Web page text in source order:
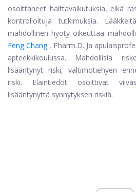
osoittaneet haittavaikutuksia, eikä
kontrolloituja tutkimuksia.
mahdollinen hyöty oikeuttaa
Feng Chang, Pharm.D. Ja
apteekkikoulussa. Mahdollisia
lisääntynyt riski, valtimotiehyen
riski. Eläintiedot osoittivat
lisääntynyttä synnytyksen riskiä.